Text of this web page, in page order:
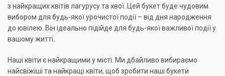
з найкращих квітів лагурусу та хвої. Цей букет буде чудовим
вибором для будь-якої урочистої події – від дня народження
до ювілею. Він ідеально підійде для будь-якої важливої події у
вашому житті.
Наші квіти є найкращими у місті. Ми дбайливо вибираємо
найсвіжіші та найкращі квіти, щоб зробити наші букети